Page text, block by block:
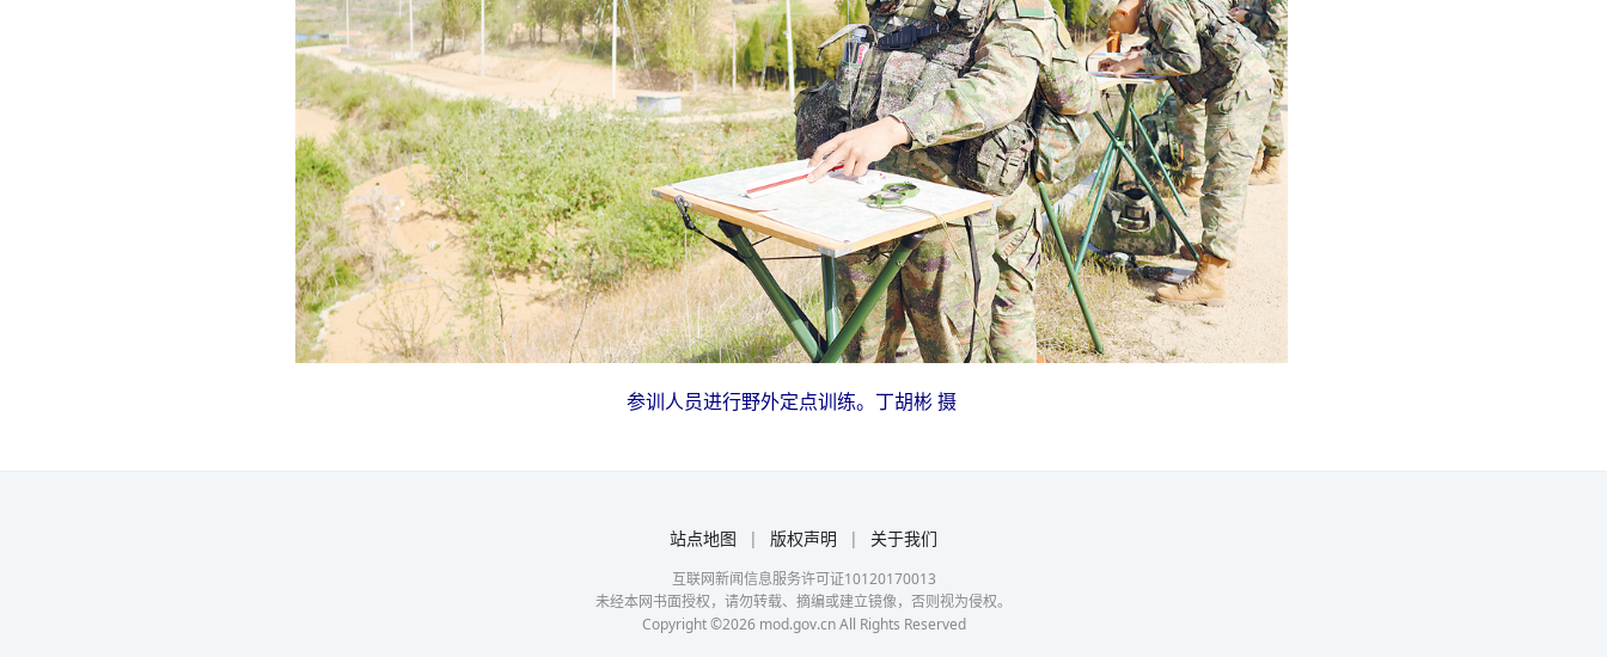
参训人员进行野外定点训练。丁胡彬 摄
站点地图 | 版权声明 | 关于我们
互联网新闻信息服务许可证10120170013
未经本网书面授权，请勿转载、摘编或建立镜像，否则视为侵权。
Copyright ©2026mod.gov.cn All Rights Reserved